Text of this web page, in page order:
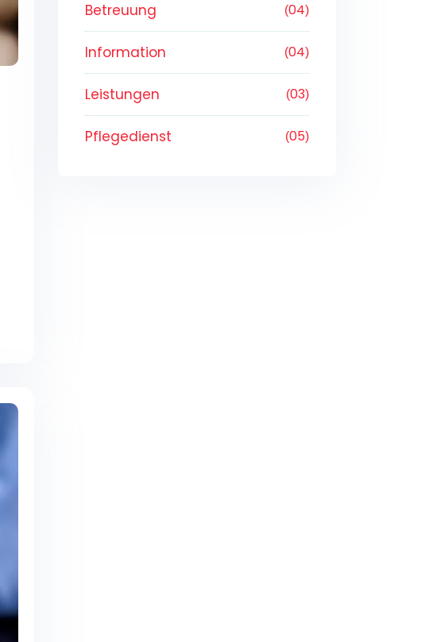
Betreuung 04
Information 04
Leistungen 03
Pflegedienst 05